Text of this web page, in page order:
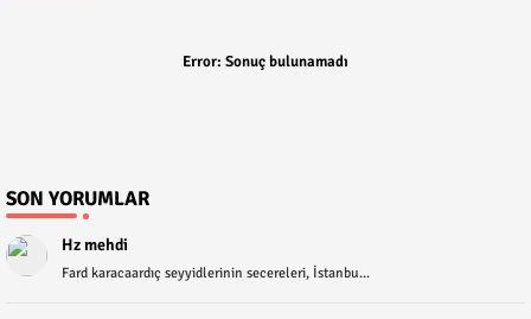
Error: Sonuç bulunamadı
SON YORUMLAR
Hz mehdi
Fard karacaardıç seyyidlerinin secereleri, İstanbu...